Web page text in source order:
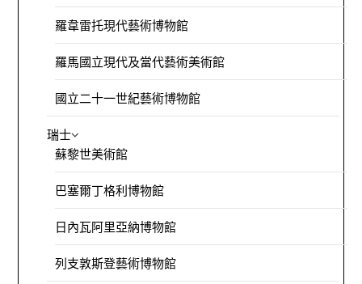
羅韋雷托現代藝術博物館
羅馬國立現代及當代藝術美術館
國立二十一世紀藝術博物館
瑞士
蘇黎世美術館
巴塞爾丁格利博物館
日內瓦阿里亞納博物館
列支敦斯登藝術博物館